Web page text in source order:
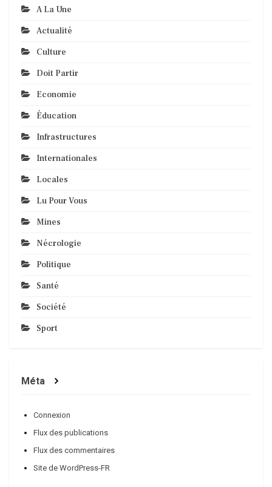
A La Une
Actualité
Culture
Doit Partir
Economie
Éducation
Infrastructures
Internationales
Locales
Lu Pour Vous
Mines
Nécrologie
Politique
Santé
Société
Sport
Méta
Connexion
Flux des publications
Flux des commentaires
Site de WordPress-FR